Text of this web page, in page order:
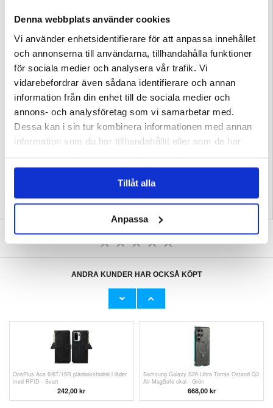
Denna webbplats använder cookies
Vi använder enhetsidentifierare för att anpassa innehållet
och annonserna till användarna, tillhandahålla funktioner
för sociala medier och analysera vår trafik. Vi
vidarebefordrar även sådana identifierare och annan
information från din enhet till de sociala medier och
annons- och analysföretag som vi samarbetar med.
Dessa kan i sin tur kombinera informationen med annan
information som du har tillhandahållit eller som de har
Tillåt alla
Anpassa
användarupplevelse. Tillverkat av högkvalitativt härdat glas, erbjuder det
enastående klarhet, pålitligt slagmotstånd och en enkel installationsprocess.
Om du värdesätter en skarp skärm och ett robust skydd är detta skydd ett
viktigt tillbehör - det hjälper dig att bevara utseendet och funktionaliteten på din
Härdade glasskydd genomgår en speciell värmebehandlingsprocess som
avsevärt ökar deras draghållfasthet - vilket gör att de bättre kan absorbera
stötar från droppar och stötar. Många moderna skärmskydd innehåller också
avancerade beläggningar för att minska bländning och fingeravtryck, vilket
återspeglar kontinuerlig innovation som syftar till att leverera en mer sömlös
SKRIV EN RECENSION
ANDRA KUNDER HAR OCKSÅ KÖPT
Xiaomi Redmi K90 Pro Max/Poco F8 Ultra
OnePlus Ace 6/6T/15R plånboksfodral i läder
med RFID - Svart
242,00 kr
Samsung Galaxy S26 Ultra Torras Ostand Q3
Air MagSafe skal - Grön
668,00 kr